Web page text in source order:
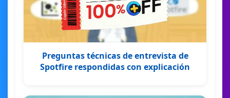
Preguntas técnicas de entrevista de
Spotfire respondidas con explicación